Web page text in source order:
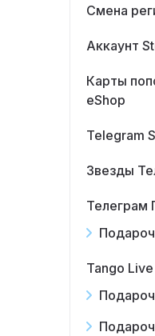
Смена
Аккаунт
Карты
eShop
Telegram
Звезды
Телеграм
Tango